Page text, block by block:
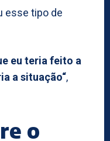
esse tipo de
eu teria feito a
a situação“,
o